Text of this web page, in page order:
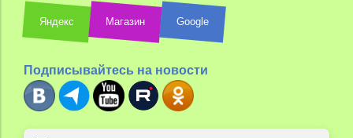
Яндекс Магазин Google
Подписывайтесь на новости